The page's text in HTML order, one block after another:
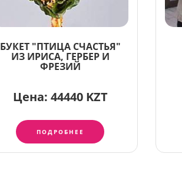
БУКЕТ "ПТИЦА СЧАСТЬЯ"
ИЗ ИРИСА, ГЕРБЕР И
ФРЕЗИЙ
Цена: 44440 KZT
ПОДРОБНЕЕ